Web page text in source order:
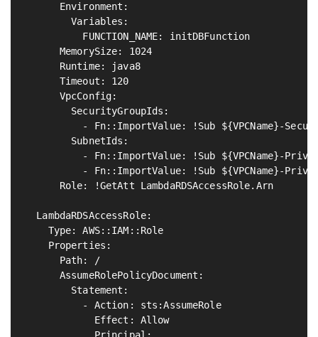
      Environment:
        Variables:
FUNCTION_NAME: initDBFunction
MemorySize: 1024
      Runtime: java8
      Timeout: 120
VpcConfig:
        SecurityGroupIds:
- Fn::ImportValue: !Sub ${VPCName}-
SubnetIds:
- Fn::ImportValue: !Sub ${VPCName}-
- Fn::ImportValue: !Sub ${VPCName}-
Role: !GetAtt LambdaRDSAccessRole.Arn
LambdaRDSAccessRole:
    Type: AWS::IAM::Role
    Properties:
      Path: /
      AssumeRolePolicyDocument:
        Statement:
          - Action: sts:AssumeRole
            Effect: Allow